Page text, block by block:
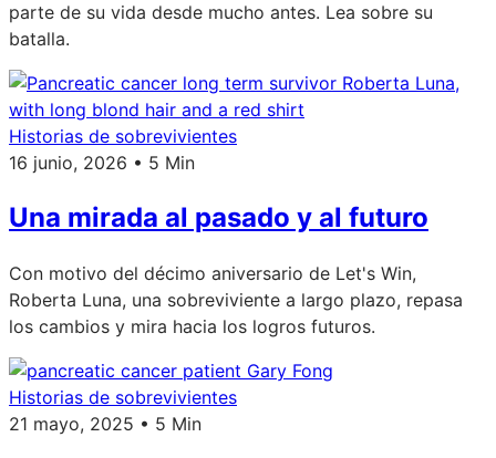
parte de su vida desde mucho antes. Lea sobre su
batalla.
Historias de sobrevivientes
16 junio, 2026 • 5 Min
Una mirada al pasado y al futuro
Con motivo del décimo aniversario de Let's Win,
Roberta Luna, una sobreviviente a largo plazo, repasa
los cambios y mira hacia los logros futuros.
Historias de sobrevivientes
21 mayo, 2025 • 5 Min